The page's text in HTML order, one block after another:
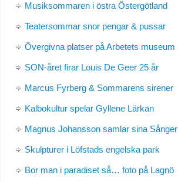
Musiksommaren i östra Östergötland
Teatersommar snor pengar & pussar
Övergivna platser på Arbetets museum
SON-året firar Louis De Geer 25 år
Marcus Fyrberg & Sommarens sirener
Kalbokultur spelar Gyllene Lärkan
Magnus Johansson samlar sina Sånger
Skulpturer i Löfstads engelska park
Bor man i paradiset så… foto på Lagnö